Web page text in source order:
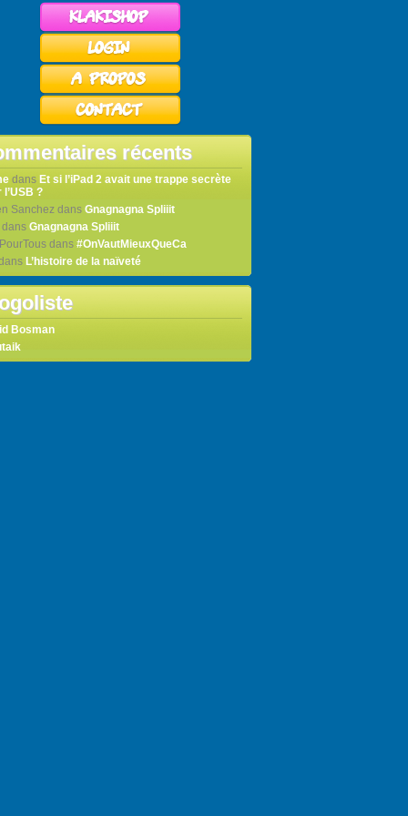
récents
dans Et si l’iPad 2 avait une trappe secrète
l’USB ?
Sanchez dans Gnagnagna Spliiit
dans Gnagnagna Spliiit
dans #OnVautMieuxQueCa
L’histoire de la naïveté
Bosman